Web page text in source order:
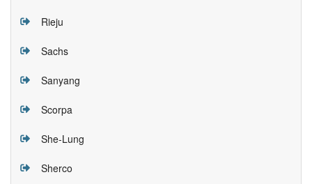
Rieju
Sachs
Sanyang
Scorpa
She-Lung
Sherco